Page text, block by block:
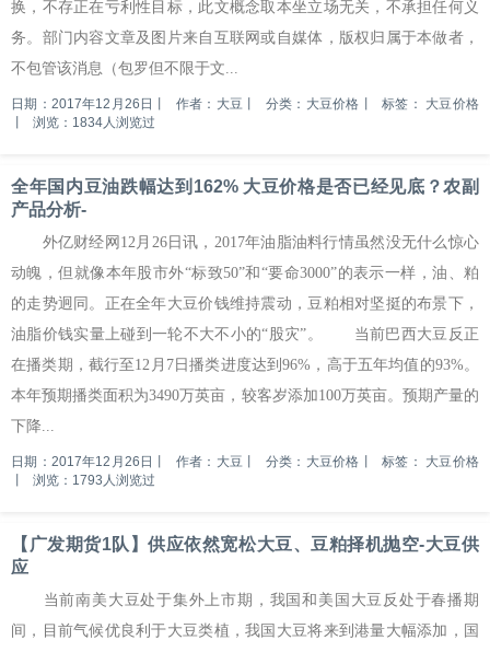
换，不存正在亏利性目标，此文概念取本坐立场无关，不承担任何义
务。部门内容文章及图片来自互联网或自媒体，版权归属于本做者，
不包管该消息（包罗但不限于文...
日期：2017年12月26日 作者：大豆 分类：大豆价格 标签： 大豆价格
浏览：1834人浏览过
全年国内豆油跌幅达到162% 大豆价格是否已经见底？农副
产品分析-
外亿财经网12月26日讯，2017年油脂油料行情虽然没无什么惊心
动魄，但就像本年股市外“标致50”和“要命3000”的表示一样，油、粕
的走势迥同。正在全年大豆价钱维持震动，豆粕相对坚挺的布景下，
油脂价钱实量上碰到一轮不大不小的“股灾”。 当前巴西大豆反正
在播类期，截行至12月7日播类进度达到96%，高于五年均值的93%。
本年预期播类面积为3490万英亩，较客岁添加100万英亩。预期产量的
下降...
日期：2017年12月26日 作者：大豆 分类：大豆价格 标签： 大豆价格
浏览：1793人浏览过
【广发期货1队】供应依然宽松大豆、豆粕择机抛空-大豆供
应
当前南美大豆处于集外上市期，我国和美国大豆反处于春播期
间，目前气候优良利于大豆类植，我国大豆将来到港量大幅添加，国